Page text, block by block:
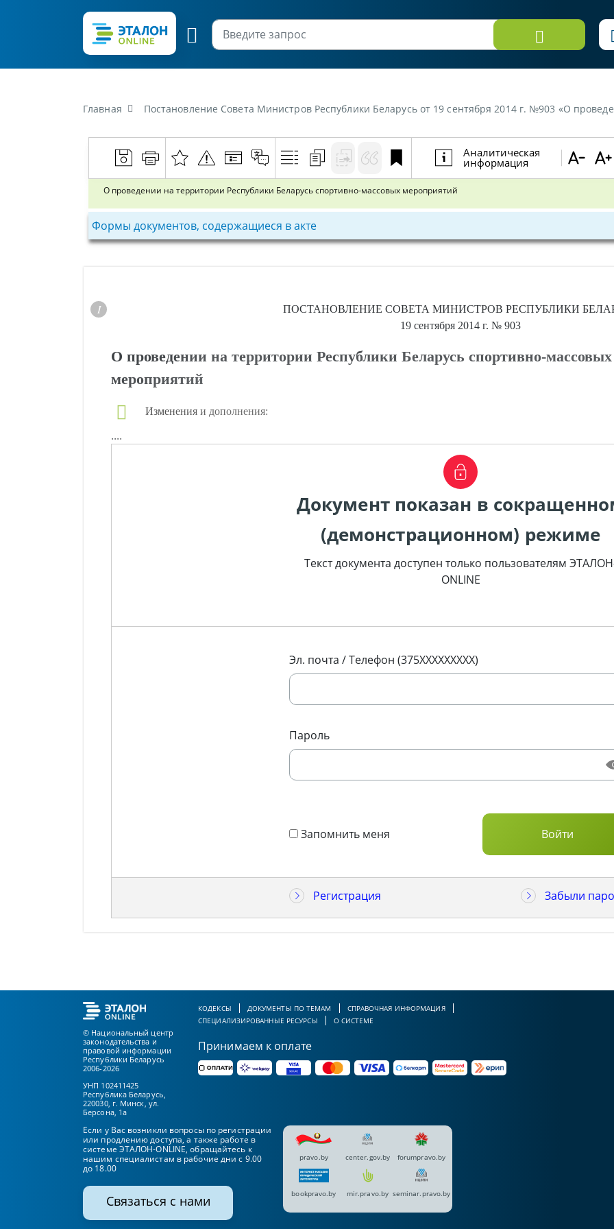
Главная Постановление Совета Министров Республики Беларусь от 19 сентября 2014 г. №903 «О проведении на территории
Аналитическая
информация
О проведении на территории Республики Беларусь спортивно-массовых мероприятий
Формы документов, содержащиеся в акте
ПОСТАНОВЛЕНИЕ СОВЕТА МИНИСТРОВ РЕСПУБЛИКИ
19 сентября 2014 г. № 903
О проведении на территории Республики Беларусь спортивно-массовых
мероприятий
Изменения и дополнения:
....
Документ показан в
(демонстрационном) режиме
Текст документа доступен только пользователям
ONLINE
Эл. почта / Телефон (375XXXXXXXXX)
Пароль
Запомнить меня
Регистрация Забыли
© Национальный центр
законодательства и
правовой информации
Республики Беларусь
2006-2026
УНП 102411425
Республика Беларусь,
220030, г. Минск, ул.
Берсона, 1а
КОДЕКСЫ ДОКУМЕНТЫ ПО ТЕМАМ
СПРАВОЧНАЯ ИНФОРМАЦИЯ
СПЕЦИАЛИЗИРОВАННЫЕ РЕСУРСЫ
О СИСТЕМЕ
Принимаем к оплате
Если у Вас возникли вопросы по регистрации
или продлению доступа, а также работе в
системе ЭТАЛОН-ONLINE, обращайтесь к
нашим специалистам в рабочие дни с 9.00
до 18.00
Связаться с нами
pravo.by center.gov.by forumpravo.by
bookpravo.by mir.pravo.by seminar.pravo.by